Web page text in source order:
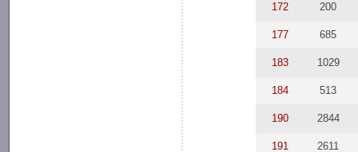
172 200
177 685
183 1029
184 513
190 2844
191 2611